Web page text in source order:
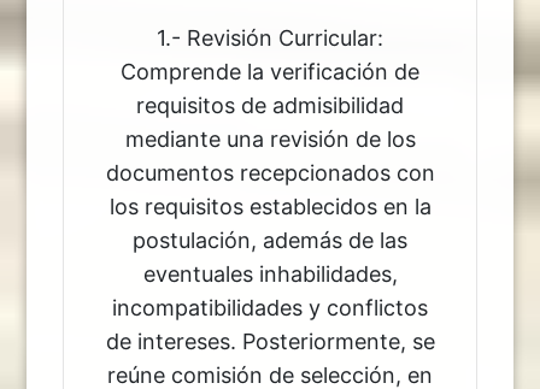
1.- Revisión Curricular:
Comprende la verificación de
requisitos de admisibilidad
mediante una revisión de los
documentos recepcionados con
los requisitos establecidos en la
postulación, además de las
eventuales inhabilidades,
incompatibilidades y conflictos
de intereses. Posteriormente, se
reúne comisión de selección, en